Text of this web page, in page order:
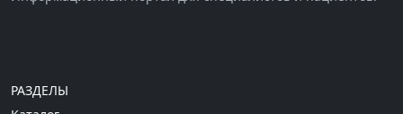
РАЗДЕЛЫ